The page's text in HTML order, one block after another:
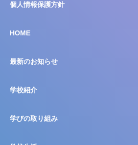
個人情報保護方針
HOME
最新のお知らせ
学校紹介
学びの取り組み